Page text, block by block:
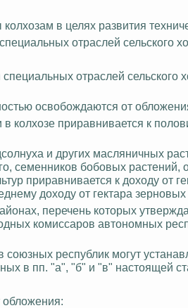
колхозам в целях развития
отраслей сельского
специальных отраслей
освобождаются от
колхозе приравнивается к
и других масляничных
семенников бобовых растений,
приравнивается к доходу от
доходу от гектара зерновых
перечень которых
комиссаров автономных
республик могут
в пп. "а", "б" и "в" настоящей
обложения: